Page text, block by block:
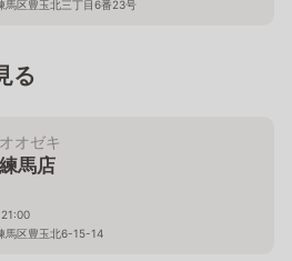
馬区豊玉北三丁目6番23号
る
オオゼキ
練馬店
馬区豊玉北6-15-14